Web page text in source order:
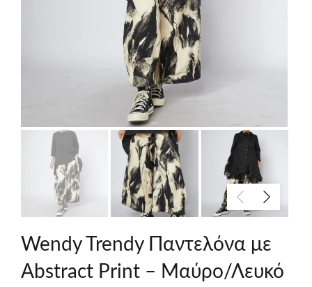
Wendy Trendy Παντελόνα με
Abstract Print – Μαύρο/Λευκό